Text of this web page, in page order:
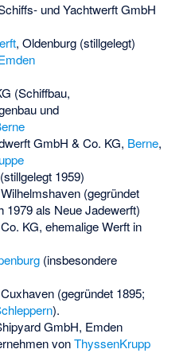
und Yachtwerft GmbH
, Oldenburg (stillgelegt)
(Schiffbau,
und
GmbH & Co. KG, Berne,
1959)
(gegründet
1979 als Neue Jadewerft)
KG, ehemalige Werft in
(insbesondere
(gegründet 1895;
).
GmbH, Emden
vonThyssenKrupp